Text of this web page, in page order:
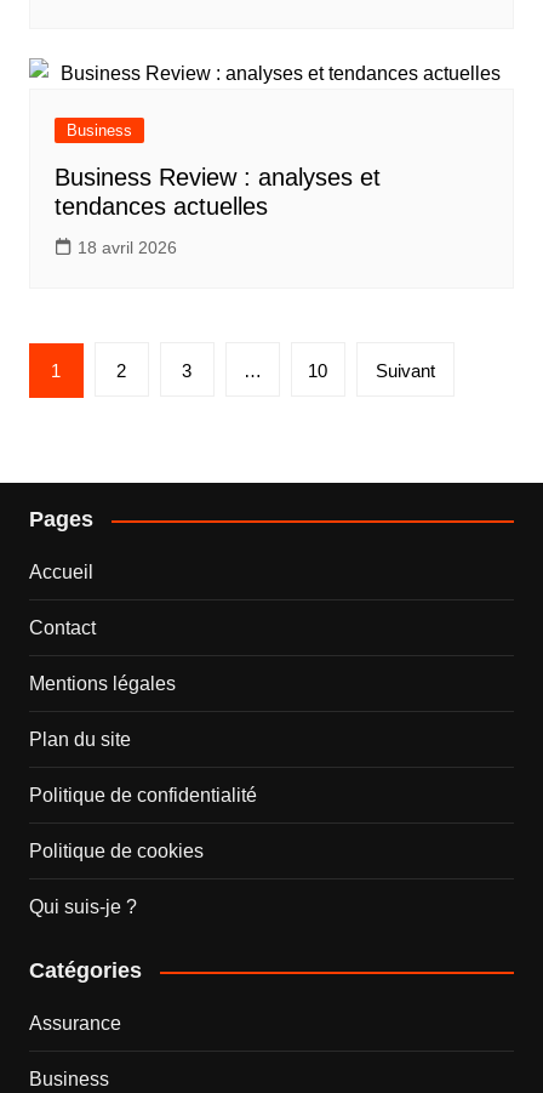
Business
Business Review : analyses et
tendances actuelles
18 avril 2026
Pagination
des
1 2 3 … 10 Suivant
Pages
Accueil
Contact
Mentions légales
Plan du site
Politique de confidentialité
Politique de cookies
Qui suis-je ?
Catégories
Assurance
Business